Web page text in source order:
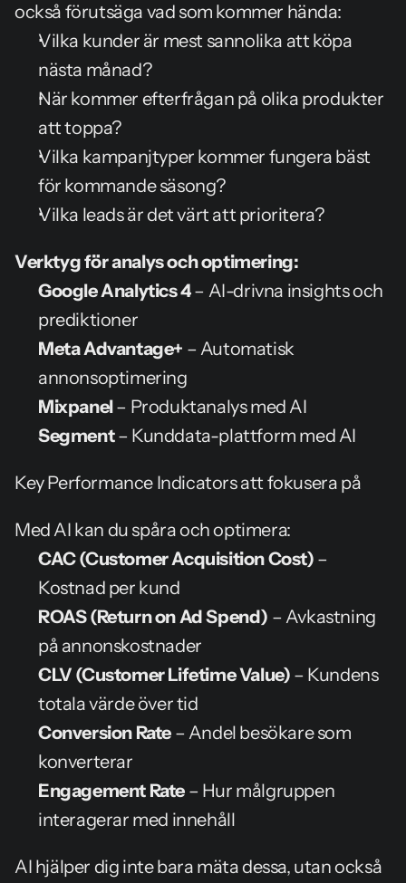
också förutsäga vad som kommer hända:
Vilka kunder är mest sannolika att köpa
nästa månad?
När kommer efterfrågan på olika produkter
att toppa?
Vilka kampanjtyper kommer fungera bäst
för kommande säsong?
Vilka leads är det värt att prioritera?
Verktyg för analys och optimering:
Google Analytics 4 – AI-drivna insights och
prediktioner
Meta Advantage+ – Automatisk
annonsoptimering
Mixpanel – Produktanalys med AI
Segment – Kunddata-plattform med AI
Key Performance Indicators att fokusera på
Med AI kan du spåra och optimera:
CAC (Customer Acquisition Cost) –
Kostnad per kund
ROAS (Return on Ad Spend) – Avkastning
på annonskostnader
CLV (Customer Lifetime Value) – Kundens
totala värde över tid
Conversion Rate – Andel besökare som
konverterar
Engagement Rate – Hur målgruppen
interagerar med innehåll
AI hjälper dig inte bara mäta dessa, utan också